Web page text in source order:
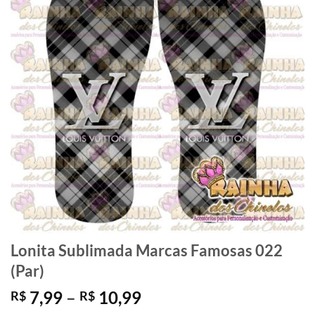
Lonita Sublimada Marcas Famosas 022
(Par)
R$ 7,99 – R$ 10,99Faixa